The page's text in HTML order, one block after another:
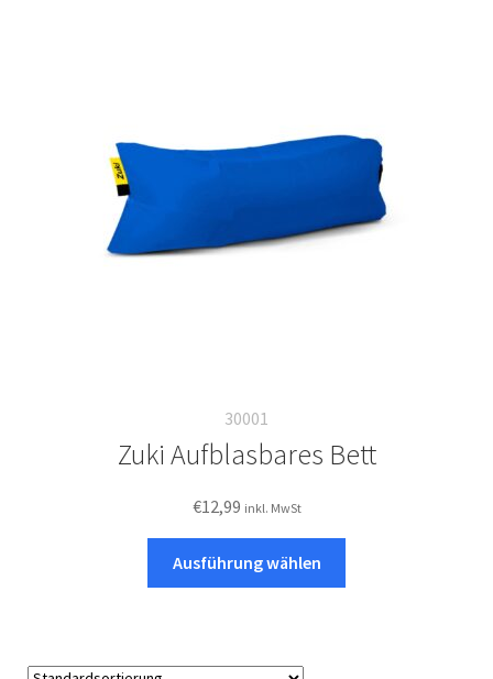
30001
Zuki Aufblasbares Bett
€12,99 inkl. MwSt
Ausführung wählen